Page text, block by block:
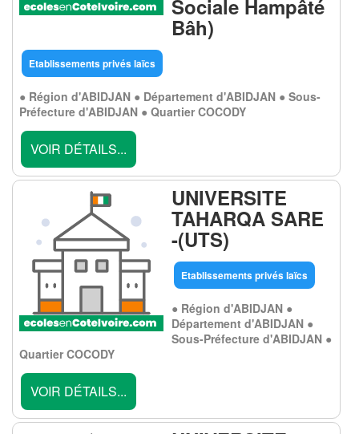
Sociale Hampâté
Bâh)
Etablissements privés laïcs
● Région d'ABIDJAN ● Département d'ABIDJAN ● Sous-
Préfecture d'ABIDJAN ● Quartier COCODY
VOIR DÉTAILS...
UNIVERSITE
TAHARQA SARE
-(UTS)
Etablissements privés laïcs
● Région d'ABIDJAN ●
Département d'ABIDJAN ●
Sous-Préfecture d'ABIDJAN ●
Quartier COCODY
VOIR DÉTAILS...